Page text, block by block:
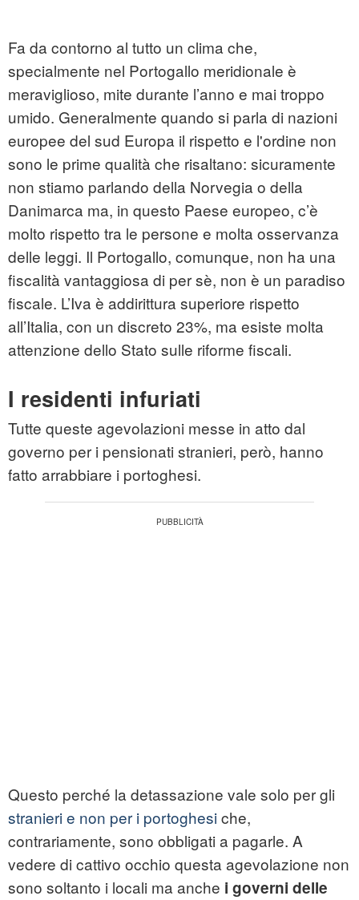
Fa da contorno al tutto un clima che,
specialmente nel Portogallo meridionale è
meraviglioso, mite durante l’anno e mai troppo
umido. Generalmente quando si parla di nazioni
europee del sud Europa il rispetto e l'ordine non
sono le prime qualità che risaltano: sicuramente
non stiamo parlando della Norvegia o della
Danimarca ma, in questo Paese europeo, c’è
molto rispetto tra le persone e molta osservanza
delle leggi. Il Portogallo, comunque, non ha una
fiscalità vantaggiosa di per sè, non è un paradiso
fiscale. L’Iva è addirittura superiore rispetto
all’Italia, con un discreto 23%, ma esiste molta
attenzione dello Stato sulle riforme fiscali.
I residenti infuriati
Tutte queste agevolazioni messe in atto dal
governo per i pensionati stranieri, però, hanno
fatto arrabbiare i portoghesi.
Questo perché la detassazione vale solo per gli
stranieri e non per i portoghesiche,
contrariamente, sono obbligati a pagarle. A
vedere di cattivo occhio questa agevolazione non
sono soltanto i locali ma anche i governi delle